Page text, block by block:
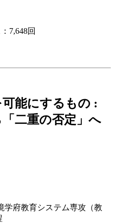
7,648回
可能にするもの :
「二重の否定」へ
学府教育システム専攻（教